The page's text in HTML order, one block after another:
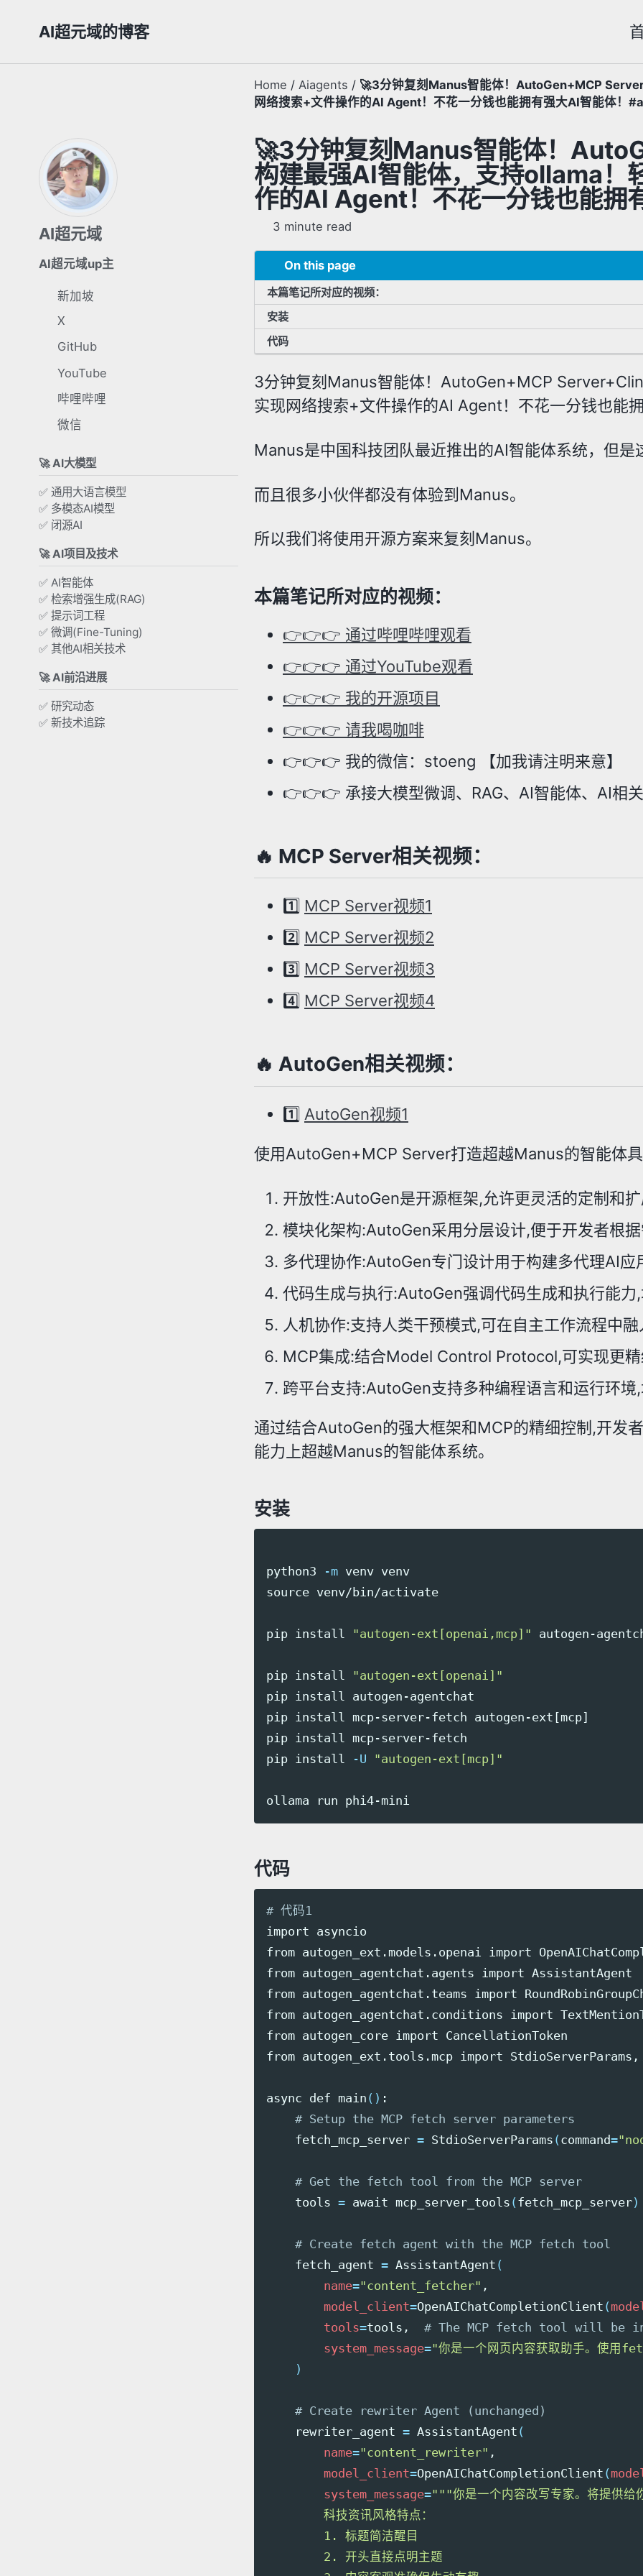
primary
content
footer
AI超元域的博客
Home / Aiagents / 🚀3分钟复刻Manus智能体！AutoGen+MCP
网络搜索+文件操作的AI Agent！不花一分钱也能拥有强大AI智能体！
AI超元域
AI超元域up主
新加坡
X
GitHub
YouTube
哔哩哔哩
微信
🚀 AI大模型
✅ 通用大语言模型
✅ 多模态AI模型
✅ 闭源AI
🚀 AI项目及技术
✅ AI智能体
✅ 检索增强生成(RAG)
✅ 提示词工程
✅ 微调(Fine-Tuning)
✅ 其他AI相关技术
🚀 AI前沿进展
✅ 研究动态
✅ 新技术追踪
🚀3分钟复刻Manus智能体！
构建最强AI智能体，支持ollama！
作的AI Agent！不花一分钱也能拥
3 minute read
On this page
本篇笔记所对应的视频：
安装
代码
3分钟复刻Manus智能体！AutoGen+MCP
实现网络搜索+文件操作的AI Agent！不花一分钱也能
Manus是中国科技团队最近推出的AI智能体系统，但是
而且很多小伙伴都没有体验到Manus。
所以我们将使用开源方案来复刻Manus。
本篇笔记所对应的视频：
👉👉👉 通过哔哩哔哩观看
👉👉👉 通过YouTube观看
👉👉👉 我的开源项目
👉👉👉 请我喝咖啡
👉👉👉 我的微信：stoeng 【加我请注明来意】
👉👉👉 承接大模型微调、RAG、AI智能体、AI相关
🔥 MCP Server相关视频：
1️⃣ MCP Server视频1
2️⃣ MCP Server视频2
3️⃣ MCP Server视频3
4️⃣ MCP Server视频4
🔥 AutoGen相关视频：
1️⃣ AutoGen视频1
使用AutoGen+MCP Server打造超越Manus的智能体
开放性:AutoGen是开源框架,允许更灵活的定制和扩
模块化架构:AutoGen采用分层设计,便于开发者根据
多代理协作:AutoGen专门设计用于构建多代理AI应
代码生成与执行:AutoGen强调代码生成和执行能力,
人机协作:支持人类干预模式,可在自主工作流程中融
MCP集成:结合Model Control Protocol,可实现更精
跨平台支持:AutoGen支持多种编程语言和运行环境,
通过结合AutoGen的强大框架和MCP的精细控制,开发
能力上超越Manus的智能体系统。
安装
python3 -m
venv venv
source venv/bin/activate
pip install "autogen-ext[openai,mcp]" autogen-
pip install
"autogen-ext[openai]"
pip install autogen-agentchat
pip install mcp-server-fetch autogen-ext[mcp]
pip install mcp-server-fetch
pip install -U "autogen-ext[mcp]"
代码
# 代码1
import asyncio
from autogen_ext.models.openai import
from autogen_agentchat.agents import AssistantAgent
from autogen_agentchat.teams import
from autogen_agentchat.conditions import
from autogen_core import CancellationToken
from autogen_ext.tools.mcp import StdioServerParams,
async def main () :
# Setup the MCP fetch server parameters
    fetch_mcp_server
= StdioServerParams ( command=
# Get the fetch tool from the MCP server
    tools
= await mcp_server_tools ( fetch_mcp_server)
# Create fetch agent with the MCP fetch tool
    fetch_agent
= AssistantAgent (
name="content_fetcher" ,
model_client=OpenAIChatCompletionClient (
tools=tools, # The MCP fetch tool will be
system_message="你是一个网页内容获取助手。使用
)
# Create rewriter Agent (unchanged)
    rewriter_agent
= AssistantAgent (
name="content_rewriter" ,
model_client=OpenAIChatCompletionClient (
system_message="""你是一个内容改写专家。将提供给
        科技资讯风格特点：
        1. 标题简洁醒目
        2. 开头直接点明主题